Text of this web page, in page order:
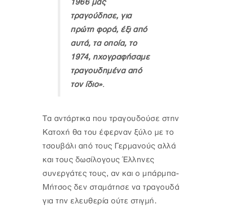
1966 μας
τραγούδησε, για
πρώτη φορά, έξι από
αυτά, τα οποία, το
1974, ηχογραφήσαμε
τραγουδημένα από
τον ίδιο».
Τα αντάρτικα που τραγουδούσε στην
Κατοχή θα του έφερναν ξύλο με το
τσουβάλι από τους Γερμανούς αλλά
και τους δωσίλογους Έλληνες
συνεργάτες τους, αν και ο μπάρμπα-
Μήτσος δεν σταμάτησε να τραγουδά
για την ελευθερία ούτε στιγμή.